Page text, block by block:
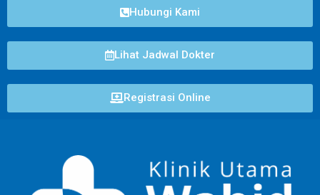
Hubungi Kami
Lihat Jadwal Dokter
Registrasi Online